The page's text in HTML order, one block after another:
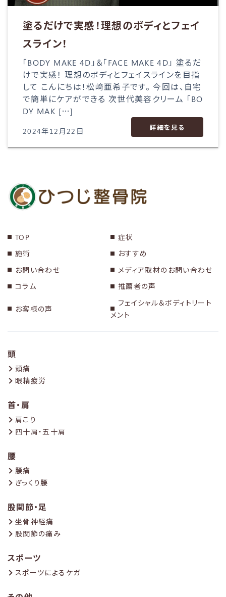
塗るだけで実感！理想のボディとフェイ
スライン！
「BODY MAKE 4D」＆「FACE MAKE 4D」 塗るだ
けで実感！ 理想のボディとフェイスラインを目指
して こんにちは！松﨑亜希子です。 今回は、自宅
で簡単にケアができる 次世代美容クリーム 「BO
DY MAK […]
2024年12月22日 詳細を見る
TOP
症状
施術
おすすめ
お問い合わせ
メディア取材のお問い合わせ
コラム
推薦者の声
お客様の声
フェイシャル＆ボディトリート
メント
頭
頭痛
眼精疲労
首・肩
肩こり
四十肩・五十肩
腰
腰痛
ぎっくり腰
股関節・足
坐骨神経痛
股関節の痛み
スポーツ
スポーツによるケガ